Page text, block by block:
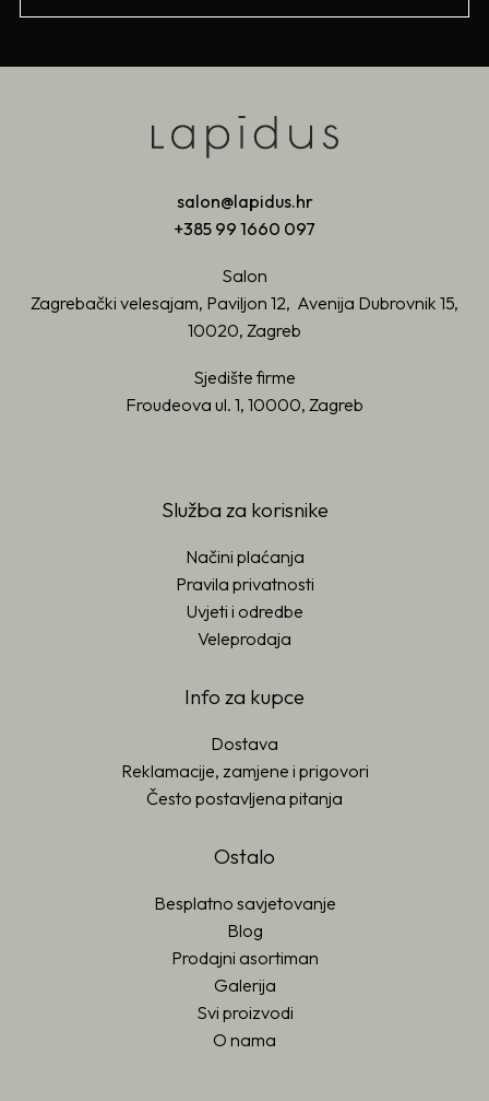
salon@lapidus.hr
+385 99 1660 097
Salon
Zagrebački velesajam, Paviljon 12, Avenija Dubrovnik 15,
10020, Zagreb
Sjedište firme
Froudeova ul. 1, 10000, Zagreb
Služba za korisnike
Načini plaćanja
Pravila privatnosti
Uvjeti i odredbe
Veleprodaja
Info za kupce
Dostava
Reklamacije, zamjene i prigovori
Često postavljena pitanja
Ostalo
Besplatno savjetovanje
Blog
Prodajni asortiman
Galerija
Svi proizvodi
O nama